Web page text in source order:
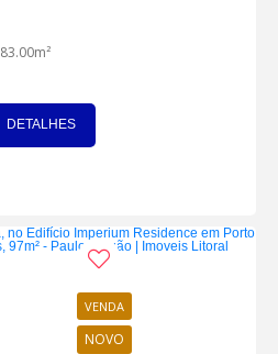
83.00m²
DETALHES
VENDA
NOVO